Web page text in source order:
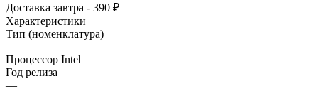
Доставка завтра - 390 ₽
Характеристики
Тип (номенклатура)
—
Процессор Intel
Год релиза
—